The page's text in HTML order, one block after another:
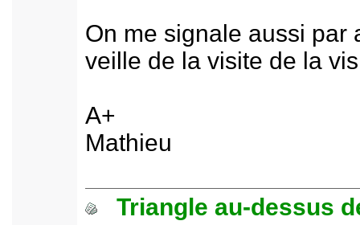
On me signale aussi par
veille de la visite de la
A+
Mathieu
Triangle au-dessus